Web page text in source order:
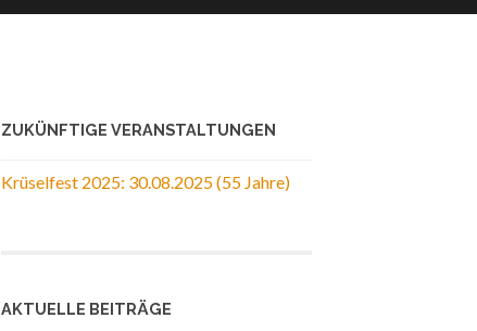
ZUKÜNFTIGE VERANSTALTUNGEN
Krüselfest 2025: 30.08.2025 (55 Jahre)
AKTUELLE BEITRÄGE